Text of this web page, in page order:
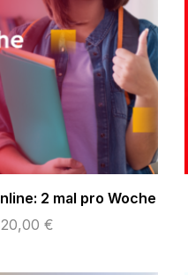
2 mal pro Woche
€